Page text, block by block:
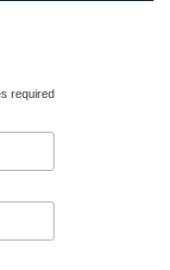
required